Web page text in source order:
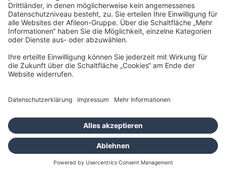
Anmelden
Pflichtfelder sind mit einem (*) markiert.
Passwort*
Powered by HR4YOU